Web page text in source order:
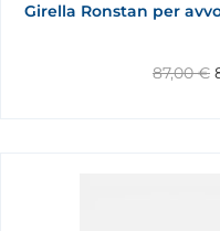
Girella Ronstan per
87,00€